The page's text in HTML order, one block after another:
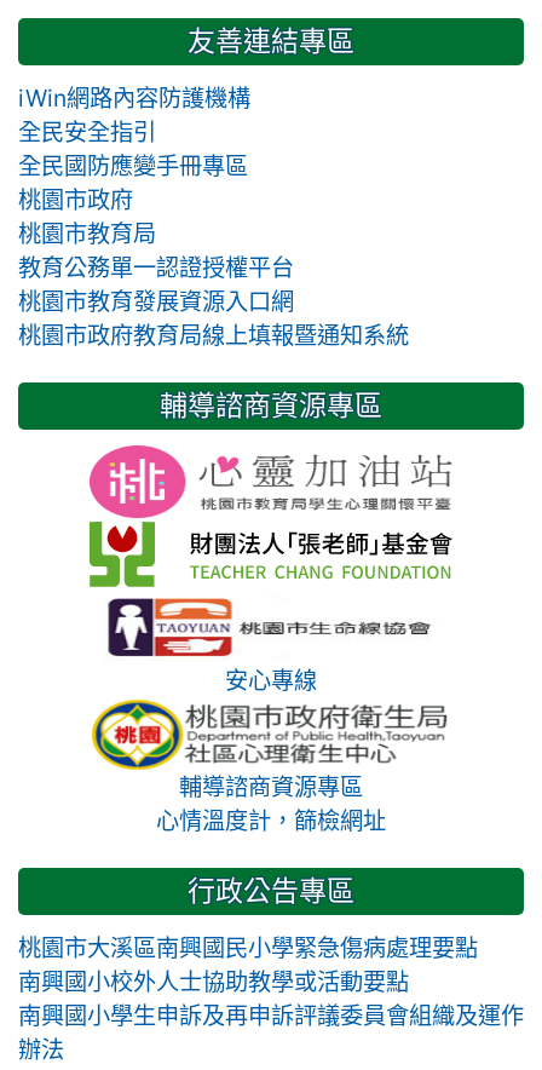
友善連結專區
iWin網路內容防護機構
全民安全指引
全民國防應變手冊專區
桃園市政府
桃園市教育局
教育公務單一認證授權平台
桃園市教育發展資源入口網
桃園市政府教育局線上填報暨通知系統
輔導諮商資源專區
安心專線
輔導諮商資源專區
心情溫度計，篩檢網址
行政公告專區
桃園市大溪區南興國民小學緊急傷病處理要點
南興國小校外人士協助教學或活動要點
南興國小學生申訴及再申訴評議委員會組織及運作
辦法